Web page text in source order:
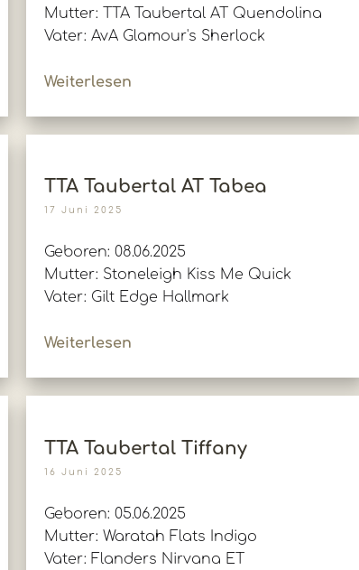
Mutter: TTA Taubertal AT Quendolina
Vater: AvA Glamour's Sherlock
Weiterlesen
TTA Taubertal AT Tabea
17 Juni 2025
Geboren: 08.06.2025
Mutter: Stoneleigh Kiss Me Quick
Vater: Gilt Edge Hallmark
Weiterlesen
TTA Taubertal Tiffany
16 Juni 2025
Geboren: 05.06.2025
Mutter: Waratah Flats Indigo
Vater: Flanders Nirvana ET